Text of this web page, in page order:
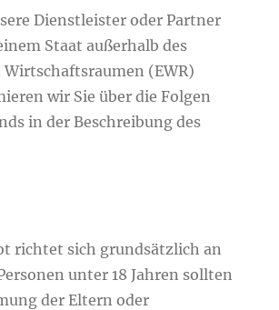
Dienstleister oder Partner
Staat außerhalb des
Wirtschaftsraumen (EWR)
wir Sie über die Folgen
in der Beschreibung des
richtet sich grundsätzlich an
unter 18 Jahren sollten
der Eltern oder